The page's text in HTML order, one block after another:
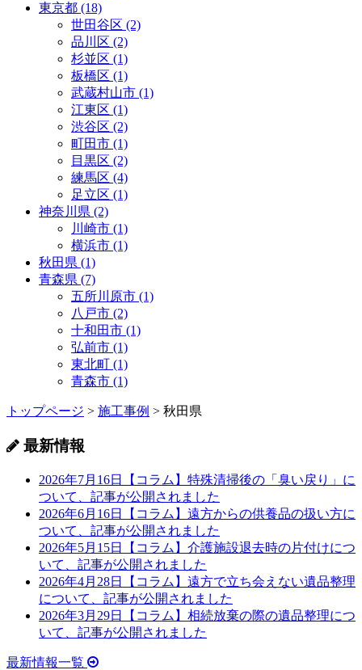
東京都 (18)
世田谷区 (2)
品川区 (2)
杉並区 (1)
板橋区 (1)
武蔵村山市 (1)
江東区 (1)
渋谷区 (2)
町田市 (1)
目黒区 (2)
練馬区 (4)
足立区 (1)
神奈川県 (2)
川崎市 (1)
横浜市 (1)
秋田県 (1)
青森県 (7)
五所川原市 (1)
八戸市 (2)
十和田市 (1)
弘前市 (1)
東北町 (1)
青森市 (1)
トップページ > 施工事例 > 秋田県
最新情報
2026年7月16日
【コラム】特殊清掃後の「臭い戻り」に
ついて、記事が公開されました
2026年6月16日
【コラム】遠方からの供養品の扱い方に
ついて、記事が公開されました
2026年5月15日
【コラム】介護施設退去時の片付けにつ
いて、記事が公開されました
2026年4月28日
【コラム】遠方で立ち会えない遺品整理
について、記事が公開されました
2026年3月29日
【コラム】相続放棄の際の遺品整理につ
いて、記事が公開されました
最新情報一覧